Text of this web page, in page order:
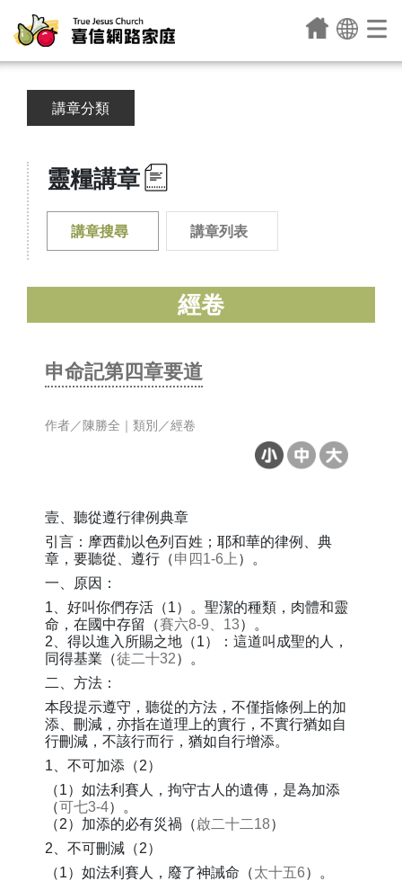
講章分類
靈糧講章
講章搜尋 講章列表
經卷
申命記第四章要道
作者／陳勝全｜類別／經卷
壹、聽從遵行律例典章
引言：摩西勸以色列百姓；耶和華的律例、典
章，要聽從、遵行（申四1-6上 ）。
一、原因：
1、好叫你們存活（1）。聖潔的種類，肉體和靈
命，在國中存留（賽六8-9、13）。
2、得以進入所賜之地（1）：這道叫成聖的人，
同得基業（徒二十32）。
二、方法：
本段提示遵守，聽從的方法，不僅指條例上的加
添、刪減，亦指在道理上的實行，不實行猶如自
行刪減，不該行而行，猶如自行增添。
1、不可加添（2）
（1）如法利賽人，拘守古人的遺傳，是為加添
（可七3-4）。
（2）加添的必有災禍（啟二十二18）
2、不可刪減（2）
（1）如法利賽人，廢了神誡命（太十五6）。